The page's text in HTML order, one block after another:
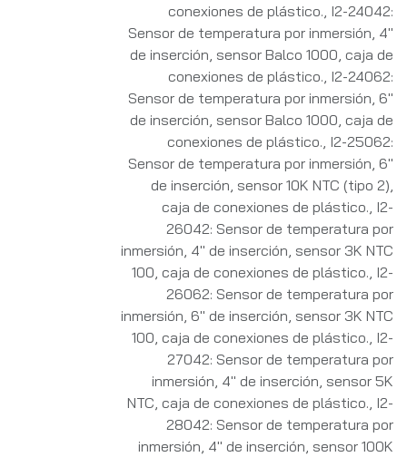
conexiones de plástico. I2-24042:
Sensor de temperatura por inmersión, 4"
de inserción, sensor Balco 1000, caja de
conexiones de plástico. I2-24062:
Sensor de temperatura por inmersión, 6"
de inserción, sensor Balco 1000, caja de
conexiones de plástico. I2-25062:
Sensor de temperatura por inmersión, 6"
de inserción, sensor 10K NTC (tipo 2),
caja de conexiones de plástico. I2-
26042: Sensor de temperatura por
inmersión, 4" de inserción, sensor 3K NTC
100, caja de conexiones de plástico. I2-
26062: Sensor de temperatura por
inmersión, 6" de inserción, sensor 3K NTC
100, caja de conexiones de plástico. I2-
27042: Sensor de temperatura por
inmersión, 4" de inserción, sensor 5K
NTC, caja de conexiones de plástico. I2-
28042: Sensor de temperatura por
inmersión, 4" de inserción, sensor 100K